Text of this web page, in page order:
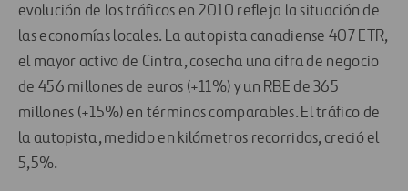
evolución de los tráficos en 2010 refleja la situación de
las economías locales. La autopista canadiense 407 ETR,
el mayor activo de Cintra, cosecha una cifra de negocio
de 456 millones de euros (+11%) y un RBE de 365
millones (+15%) en términos comparables. El tráfico de
la autopista, medido en kilómetros recorridos, creció el
5,5%.